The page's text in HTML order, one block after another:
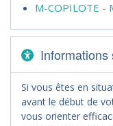
M-COPILOTE -
Si vous êtes en
avant le début de
vous orienter